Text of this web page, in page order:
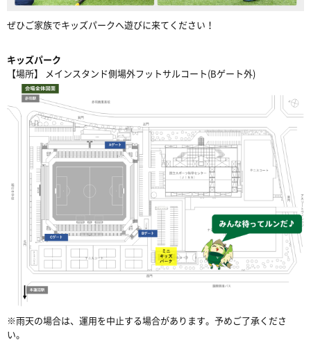
ぜひご家族でキッズパークへ遊びに来てください！
キッズパーク
【場所】 メインスタンド側場外フットサルコート(Bゲート外)
※雨天の場合は、運用を中止する場合があります。予めご了承くださ
い。